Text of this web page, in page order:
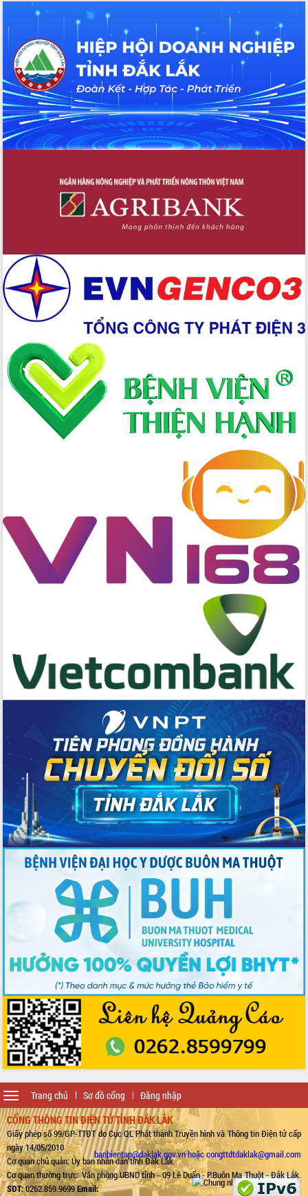
Trang chủ Sơ đồ cổng Đăng nhập
Toggle
navigation
CỔNG THÔNG TIN ĐIỆN TỬ TỈNH ĐẮK LẮK
Giấy phép số 99/GP-TTĐT do Cục QL Phát thanh Truyền hình và Thông tin Điện tử cấp
ngày 14/05/2010
Cơ quan chủ quản: Ủy ban nhân dân tỉnh Đắk Lắk
Cơ quan thường trực: Văn phòng UBND tỉnh - 09 Lê Duẩn - P.Buôn Ma Thuột - Đắk Lắk.
SĐT:0262.859.9699Email:
banbientap@daklak.gov.vn hoặc congttdtdaklak@gmail.com